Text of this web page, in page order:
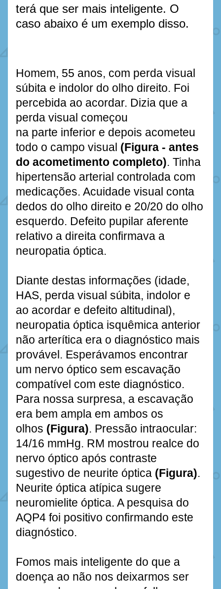
terá que ser mais inteligente. O
caso abaixo é um exemplo disso.
Homem, 55 anos, com perda visual
súbita e indolor do olho direito. Foi
percebida ao acordar. Dizia que a
perda visual começou
na parte inferior e depois acometeu
todo o campo visual (Figura - antes
do acometimento completo). Tinha
hipertensão arterial controlada com
medicações. Acuidade visual conta
dedos do olho direito e 20/20 do olho
esquerdo. Defeito pupilar aferente
relativo a direita confirmava a
neuropatia óptica.
Diante destas informações (idade,
HAS, perda visual súbita, indolor e
ao acordar e defeito altitudinal),
neuropatia óptica isquêmica anterior
não arterítica era o diagnóstico mais
provável. Esperávamos encontrar
um nervo óptico sem escavação
compatível com este diagnóstico.
Para nossa surpresa, a escavação
era bem ampla em ambos os
olhos (Figura). Pressão intraocular:
14/16 mmHg. RM mostrou realce do
nervo óptico após contraste
sugestivo de neurite óptica (Figura).
Neurite óptica atípica sugere
neuromielite óptica. A pesquisa do
AQP4 foi positivo confirmando este
diagnóstico.
Fomos mais inteligente do que a
doença ao não nos deixarmos ser